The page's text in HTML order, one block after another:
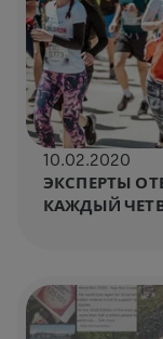
10.02.2020
ЭКСПЕРТЫ
КАЖДЫЙ